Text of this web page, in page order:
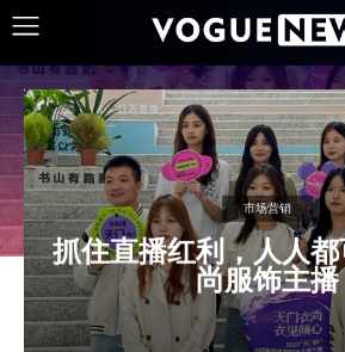
市场营销
抓住直播红利，人人
尚服饰主播